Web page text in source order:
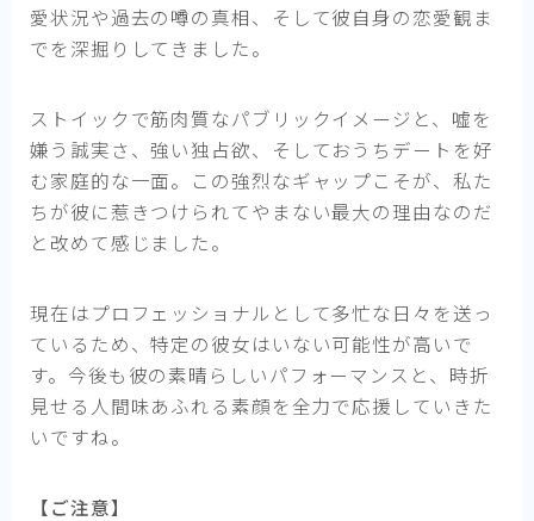
愛状況や過去の噂の真相、そして彼自身の恋愛観ま
でを深掘りしてきました。
ストイックで筋肉質なパブリックイメージと、嘘を
嫌う誠実さ、強い独占欲、そしておうちデートを好
む家庭的な一面。この強烈なギャップこそが、私た
ちが彼に惹きつけられてやまない最大の理由なのだ
と改めて感じました。
現在はプロフェッショナルとして多忙な日々を送っ
ているため、特定の彼女はいない可能性が高いで
す。今後も彼の素晴らしいパフォーマンスと、時折
見せる人間味あふれる素顔を全力で応援していきた
いですね。
【ご注意】